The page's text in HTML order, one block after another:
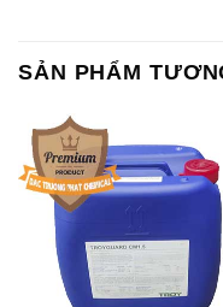
Chất Bảo Quản CMIT Thái
Lan Thailand